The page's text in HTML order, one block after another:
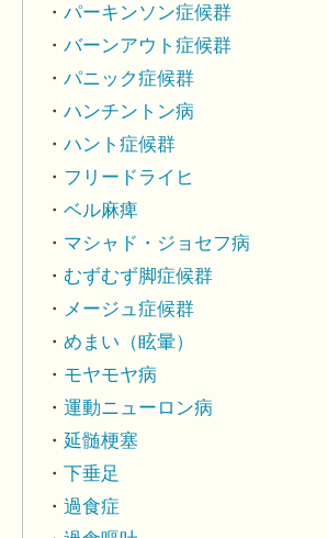
パーキンソン症候群
バーンアウト症候群
パニック症候群
ハンチントン病
ハント症候群
フリードライヒ
ベル麻痺
マシャド・ジョセフ病
むずむず脚症候群
メージュ症候群
めまい（眩暈）
モヤモヤ病
運動ニューロン病
延髄梗塞
下垂足
過食症